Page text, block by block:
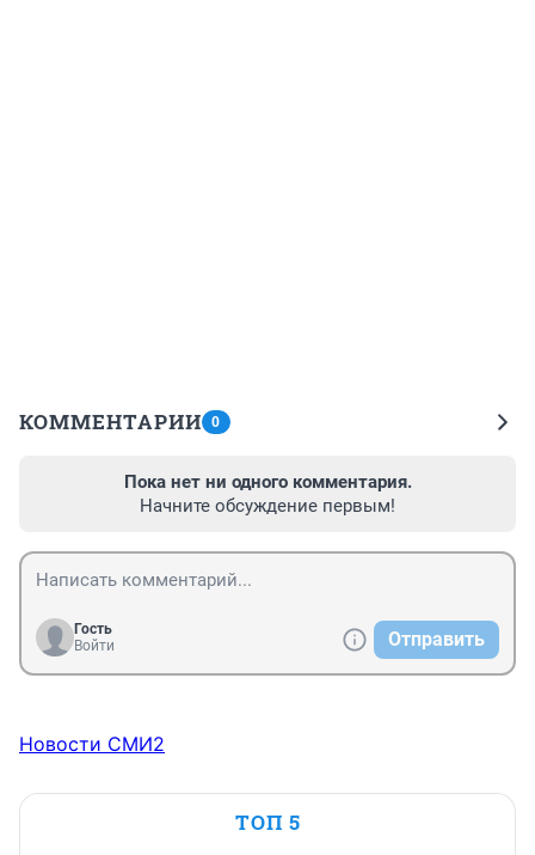
КОММЕНТАРИИ 0
Пока нет ни одного комментария.
Начните обсуждение первым!
Гость
Войти
Отправить
Новости СМИ2
ТОП 5